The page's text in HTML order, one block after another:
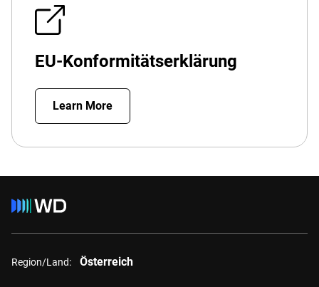
EU-Konformitätserklärung
Learn More
Region/Land: Österreich